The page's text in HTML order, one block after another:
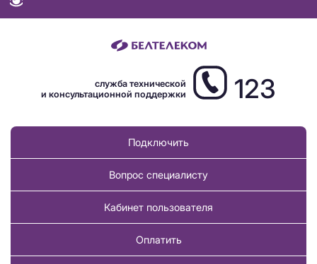
служба технической
и консультационной поддержки
123
Подключить
Вопрос специалисту
Кабинет пользователя
Оплатить